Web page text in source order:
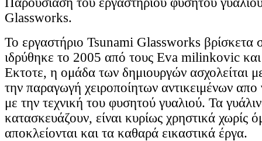
Glassworks.
Το εργαστήριο Tsunami Glassworks βρίσκετα
ιδρύθηκε το 2005 από τους Εva milinkovic
Εκτοτε, η ομάδα των δημιουργών ασχολείται
την παραγωγή χειροποίητων αντικειμένων απο
με την τεχνική του φυσητού γυαλιού. Τα
κατασκευάζουν, είναι κυρίως χρηστικά χωρίς
αποκλείονται και τα καθαρά εικαστικά έργα.